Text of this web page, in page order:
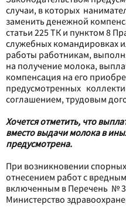
случаи, в которых
заменить денежной
статьи 225ТК и пунктом 8
служебных командировках
работы работникам,
на получение молока,
компенсация на его
предусмотренных
соглашением, трудовым
Хочется отметить, что
вместо выдачи молока в
предусмотрена.
При возникновении
отнесением работ с
включенным в Перечень №
Министерство